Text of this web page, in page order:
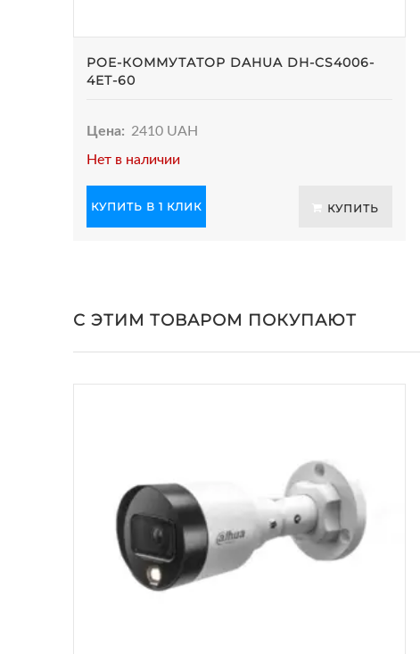
POE-КОММУТАТОР DAHUA DH-CS4006-
4ET-60
Цена: 2410 UAH
Нет в наличии
КУПИТЬ В 1 КЛИК КУПИТЬ
С ЭТИМ ТОВАРОМ ПОКУПАЮТ